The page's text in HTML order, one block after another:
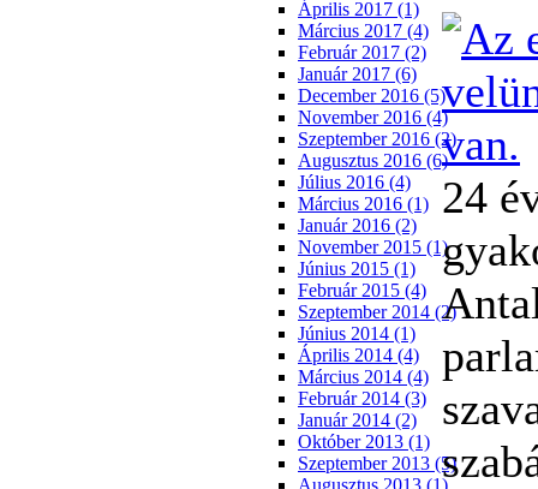
Április 2017 (1)
Március 2017 (4)
Február 2017 (2)
Január 2017 (6)
December 2016 (5)
November 2016 (4)
Szeptember 2016 (2)
Augusztus 2016 (6)
Július 2016 (4)
Március 2016 (1)
Január 2016 (2)
November 2015 (1)
Június 2015 (1)
Február 2015 (4)
Szeptember 2014 (2)
Június 2014 (1)
Április 2014 (4)
Március 2014 (4)
Február 2014 (3)
Január 2014 (2)
Október 2013 (1)
Szeptember 2013 (5)
Augusztus 2013 (1)
24